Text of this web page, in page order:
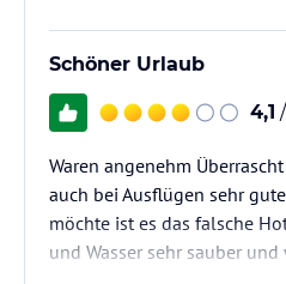
Schöner Urlaub
4,1
Waren angenehm
auch bei Ausflügen sehr
möchte ist es das falsche
und Wasser sehr sauber und